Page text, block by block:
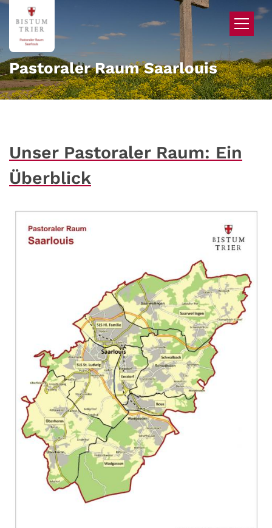
Zum Inhalt springen
Pastoraler Raum Saarlouis
Unser Pastoraler Raum: Ein
Überblick